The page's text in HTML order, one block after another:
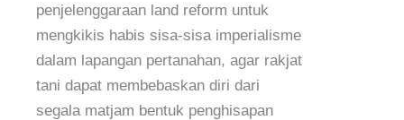
penjelenggaraan land reform untuk
mengkikis habis sisa-sisa imperialisme
dalam lapangan pertanahan, agar rakjat
tani dapat membebaskan diri dari
segala matjam bentuk penghisapan